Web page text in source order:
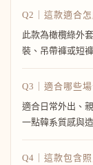
Q2｜這款適合
此款為橄欖綠外
裝、吊帶褲或短
Q3｜適合哪些
適合日常外出、
一點韓系質感與
Q4｜這款包含